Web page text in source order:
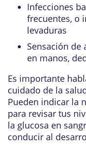
Infecciones
frecuentes, o
levaduras
Sensación
en manos,
Es importante
cuidado de la
Pueden indicar la
para revisar tus
la glucosa en
conducir al